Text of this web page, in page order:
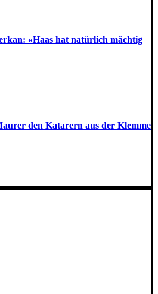
«Haas hat natürlich mächtig
den Katarern aus der Klemme